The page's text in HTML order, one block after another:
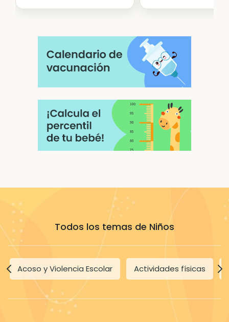
Todos los temas de Niños
Acoso y Violencia Escolar Actividades físicas